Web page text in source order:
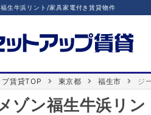
生牛浜リント/家具家電付き賃貸物件
賃貸TOP 東京都 福生市 ジ
ゾン福生牛浜リン